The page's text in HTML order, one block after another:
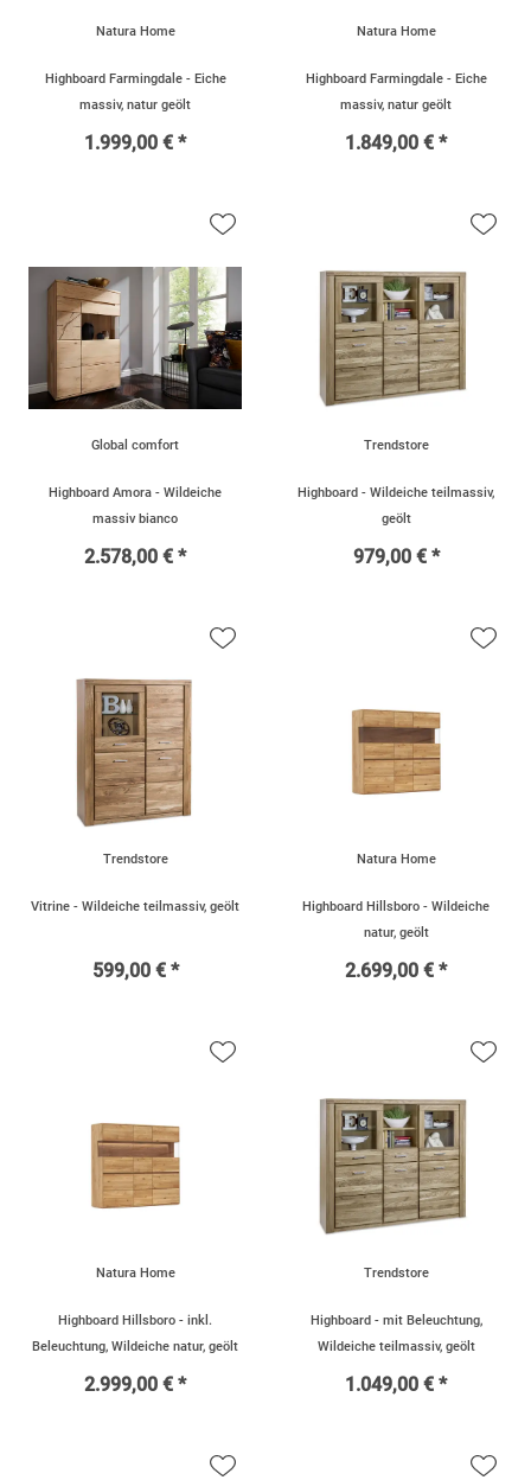
Natura Home
Highboard Farmingdale - Eiche
massiv, natur geölt
1.999,00 € *
Natura Home
Highboard Farmingdale - Eiche
massiv, natur geölt
1.849,00 € *
Global comfort
Highboard Amora - Wildeiche
massiv bianco
2.578,00 € *
Trendstore
Highboard - Wildeiche teilmassiv,
geölt
979,00 € *
Trendstore
Vitrine - Wildeiche teilmassiv, geölt
599,00 € *
Natura Home
Highboard Hillsboro - Wildeiche
natur, geölt
2.699,00 € *
Natura Home
Highboard Hillsboro - inkl.
Beleuchtung, Wildeiche natur, geölt
2.999,00 € *
Trendstore
Highboard - mit Beleuchtung,
Wildeiche teilmassiv, geölt
1.049,00 € *